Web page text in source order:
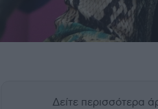
Δείτε περισσότερα